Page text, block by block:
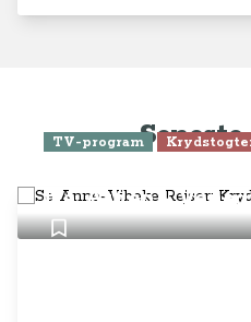
TV-program
fra Athen -